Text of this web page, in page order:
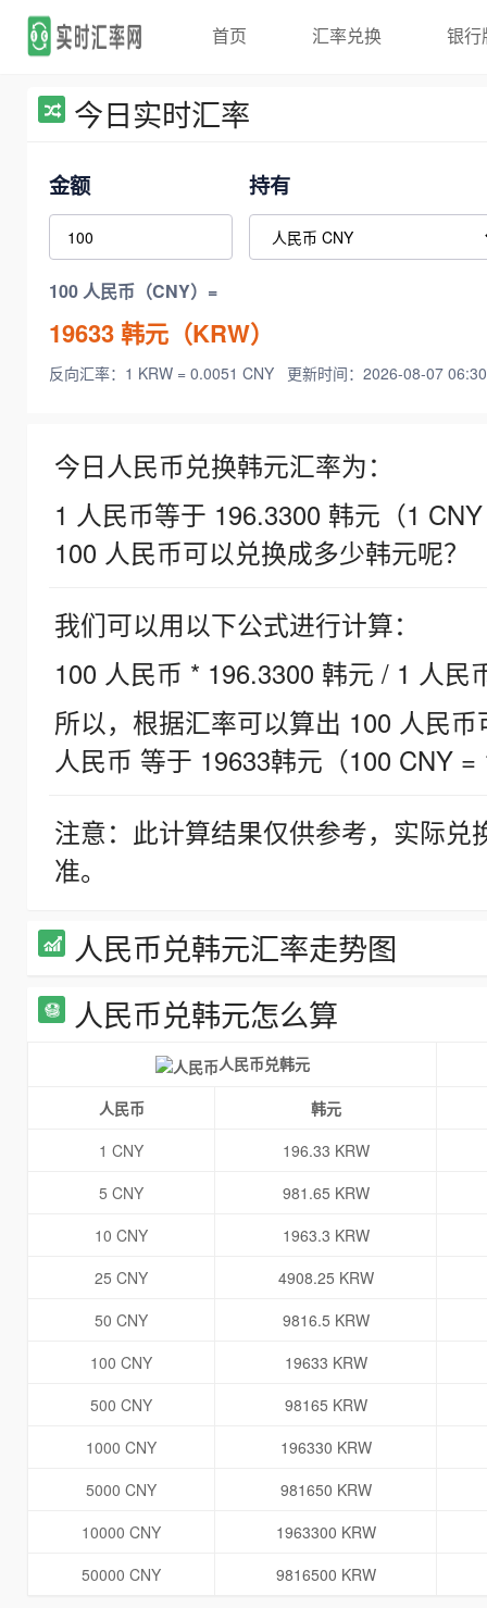
首页 汇率兑换 银行
今日实时汇率
金额 持有
100 人民币（CNY）=
19633韩元（KRW）
反向汇率：1 KRW = 0.0051 CNY 更新时间：2026-08-07
今日人民币兑换韩元汇率为：
1 人民币等于 196.3300 韩元（1
100 人民币可以兑换成多少韩元呢？
我们可以用以下公式进行计算：
100 人民币 * 196.3300 韩元 / 1 人民
所以，根据汇率可以算出 100 人民
人民币 等于 19633韩元（100 CNY =
注意：此计算结果仅供参考，实际
准。
人民币兑韩元汇率走势图
人民币兑韩元怎么算
人民币兑韩元
人民币
韩元
1 CNY
196.33 KRW
5 CNY
981.65 KRW
10 CNY
1963.3 KRW
25 CNY
4908.25 KRW
50 CNY
9816.5 KRW
100 CNY
19633 KRW
500 CNY
98165 KRW
1000 CNY
196330 KRW
5000 CNY
981650 KRW
10000 CNY
1963300 KRW
50000 CNY
9816500 KRW